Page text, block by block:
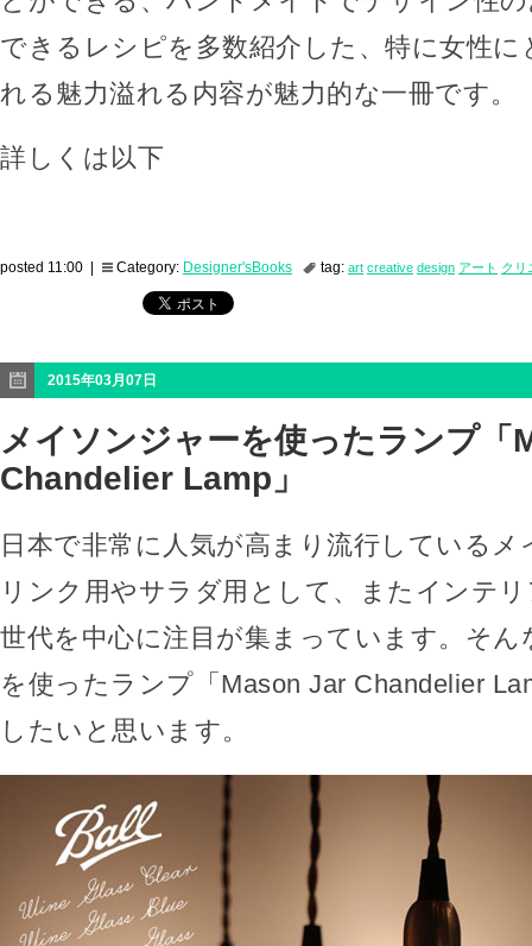
できるレシピを多数紹介した、特に女性
れる魅力溢れる内容が魅力的な一冊です。
詳しくは以下
posted 11:00 | Category: Designer'sBooks tag: art creative design アート クリ
2015年03月07日
メイソンジャーを使ったランプ「
Chandelier Lamp」
日本で非常に人気が高まり流行している
リンク用やサラダ用として、またインテ
世代を中心に注目が集まっています。そ
を使ったランプ「Mason Jar Chandelier
したいと思います。